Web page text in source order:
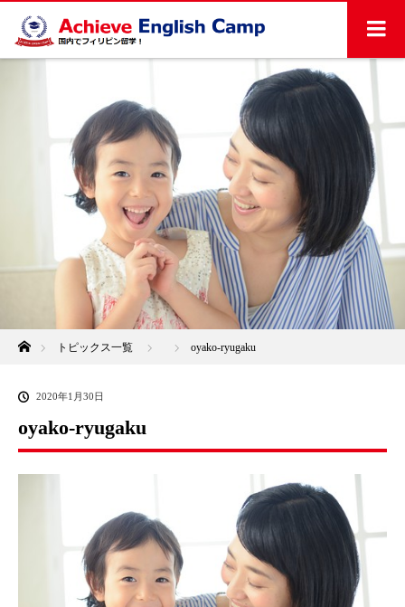
ホームトピックス一覧 oyako-ryugaku
2020年1月30日
oyako-ryugaku